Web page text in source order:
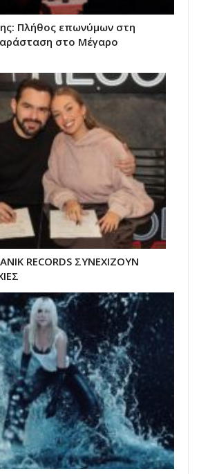
Πλήθος επωνύμων στη
στο Μέγαρο
RECORDS ΣΥΝΕΧΙΖΟΥΝ